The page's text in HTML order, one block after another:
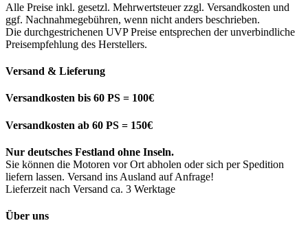
Alle Preise inkl. gesetzl. Mehrwertsteuer zzgl. Versandkosten und
ggf. Nachnahmegebühren, wenn nicht anders beschrieben.
Die durchgestrichenen UVP Preise entsprechen der unverbindliche
Preisempfehlung des Herstellers.
Versand & Lieferung
Versandkosten bis 60 PS = 100€
Versandkosten ab 60 PS = 150€
Nur deutsches Festland ohne Inseln.
Sie können die Motoren vor Ort abholen oder sich per Spedition
liefern lassen. Versand ins Ausland auf Anfrage!
Lieferzeit nach Versand ca. 3 Werktage
Über uns